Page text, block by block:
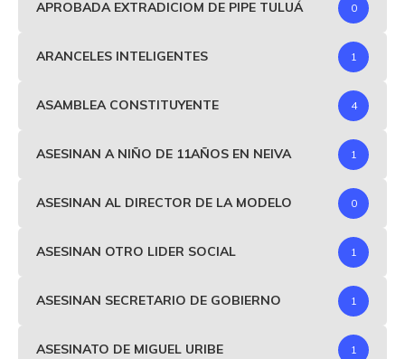
APROBADA EXTRADICIOM DE PIPE TULUÁ 0
ARANCELES INTELIGENTES 1
ASAMBLEA CONSTITUYENTE 4
ASESINAN A NIÑO DE 11AÑOS EN NEIVA 1
ASESINAN AL DIRECTOR DE LA MODELO 0
ASESINAN OTRO LIDER SOCIAL 1
ASESINAN SECRETARIO DE GOBIERNO 1
ASESINATO DE MIGUEL URIBE 1